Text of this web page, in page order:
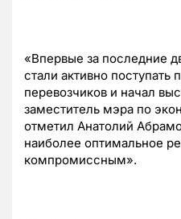
«Впервые за последние
стали активно поступать
перевозчиков и начал
заместитель мэра по
отметил Анатолий
наиболее оптимальное
компромиссным».